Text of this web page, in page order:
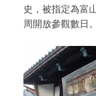
史，被指定為富
周開放參觀數日。